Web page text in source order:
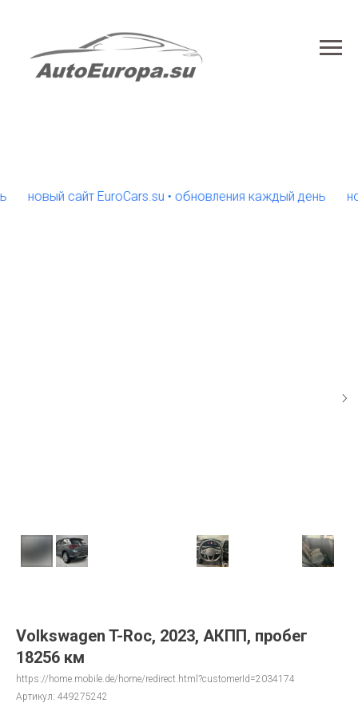
сайт EuroCars.su • обновления каждый день новый
Volkswagen T-Roc, 2023, АКПП, пробег
18256 км
https://home.mobile.de/home/redirect.html?customerId=2034174
Артикул: 449275242